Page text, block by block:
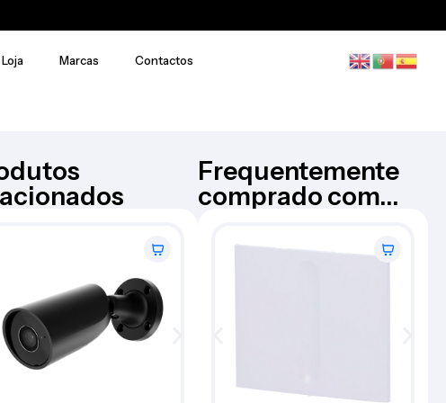
Loja Marcas Contactos
Frequentemente
comprado com...